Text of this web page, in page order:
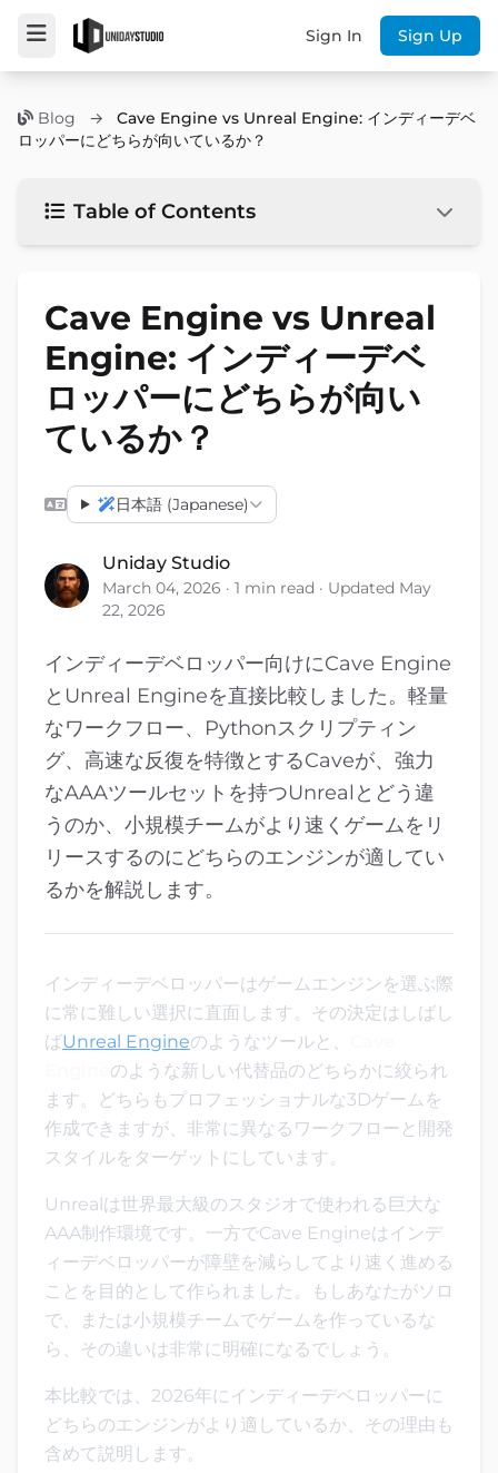
Sign In Sign Up
Blog →
Cave Engine vs Unreal Engine: インディーデベ
ロッパーにどちらが向いているか？
Table of Contents
Cave Engine vs Unreal
Engine: インディーデベ
ロッパーにどちらが向い
ているか？
日本語 (Japanese)
Uniday Studio
March 04, 2026 · 1 min read · Updated May
22, 2026
インディーデベロッパー向けにCave Engine
とUnreal Engineを直接比較しました。軽量
なワークフロー、Pythonスクリプティン
グ、高速な反復を特徴とするCaveが、強力
なAAAツールセットを持つUnrealとどう違
うのか、小規模チームがより速くゲームをリ
リースするのにどちらのエンジンが適してい
るかを解説します。
インディーデベロッパーはゲームエンジンを選ぶ際
に常に難しい選択に直面します。その決定はしばし
ばUnreal Engineのようなツールと、
のような新しい代替品のどちらかに絞られ
ます。どちらもプロフェッショナルな3Dゲームを
作成できますが、非常に異なるワークフローと開発
スタイルをターゲットにしています。
Unrealは世界最大級のスタジオで使われる巨大な
AAA制作環境です。一方でCave Engineはインデ
ィーデベロッパーが障壁を減らしてより速く進める
ことを目的として作られました。もしあなたがソロ
で、または小規模チームでゲームを作っているな
ら、その違いは非常に明確になるでしょう。
本比較では、2026年にインディーデベロッパーに
どちらのエンジンがより適しているか、その理由も
含めて説明します。